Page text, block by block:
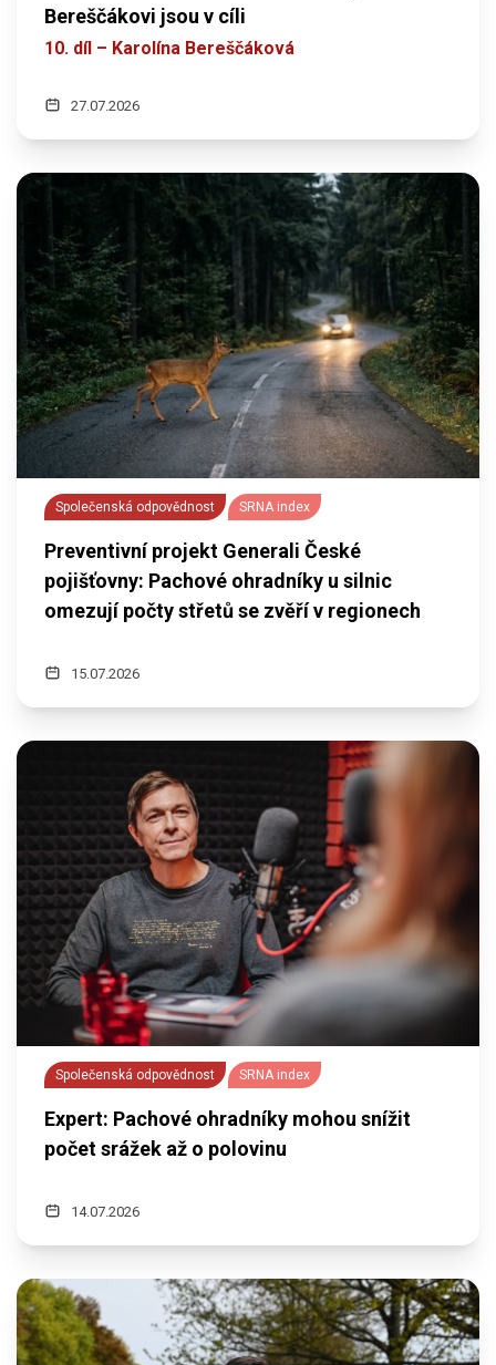
Bereščákovi jsou v cíli
10. díl – Karolína Bereščáková
27.07.2026
Společenská odpovědnost SRNA index
Preventivní projekt Generali České
pojišťovny: Pachové ohradníky u silnic
omezují počty střetů se zvěří v regionech
15.07.2026
Společenská odpovědnost SRNA index
Expert: Pachové ohradníky mohou snížit
počet srážek až o polovinu
14.07.2026